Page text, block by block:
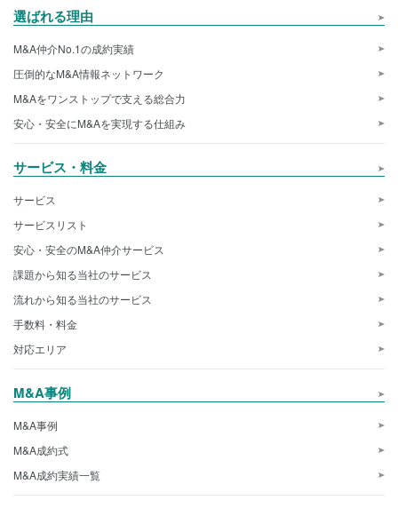
選ばれる理由
M&A仲介No.1の成約実績
圧倒的なM&A情報ネットワーク
M&Aをワンストップで支える総合力
安心・安全にM&Aを実現する仕組み
サービス・料金
サービス
サービスリスト
安心・安全のM&A仲介サービス
課題から知る当社のサービス
流れから知る当社のサービス
手数料・料金
対応エリア
M&A事例
M&A事例
M&A成約式
M&A成約実績一覧